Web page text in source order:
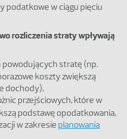
podatkowe w ciągu pięciu
rozliczenia straty wpływają
powodujących stratę (np.
koszty zwiększą
dochody),
przejściowych, które w
podstawę opodatkowania,
w zakresie planowania